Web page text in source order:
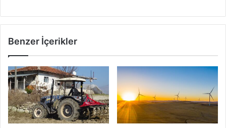
Benzer İçerikler